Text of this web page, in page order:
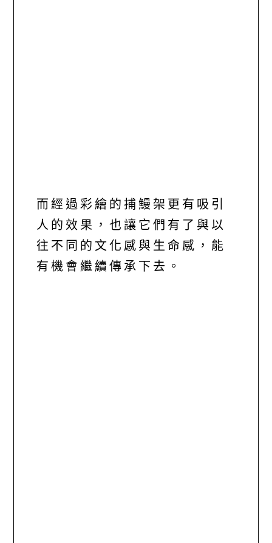
而經過彩繪的捕鰻架更有吸引
人的效果，也讓它們有了與以
往不同的文化感與生命感，能
有機會繼續傳承下去。